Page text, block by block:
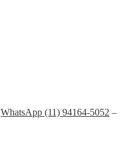
WhatsApp (11) 94164-5052 –